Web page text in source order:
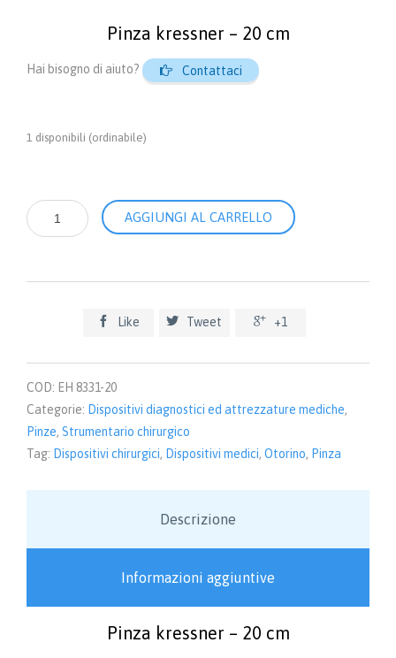
Pinza kressner – 20 cm
Hai bisogno di aiuto?  Contattaci
1 disponibili (ordinabile)
Pinza
Kressner
cm
AGGIUNGI AL CARRELLO
 Like  Tweet  +1
COD: EH 8331-20
Categorie: Dispositivi diagnostici ed attrezzature mediche,
Pinze, Strumentario chirurgico
Tag: Dispositivi chirurgici, Dispositivi medici, Otorino, Pinza
Descrizione
Informazioni aggiuntive
Pinza kressner – 20 cm